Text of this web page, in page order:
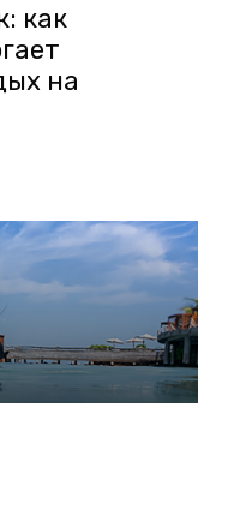
как
на